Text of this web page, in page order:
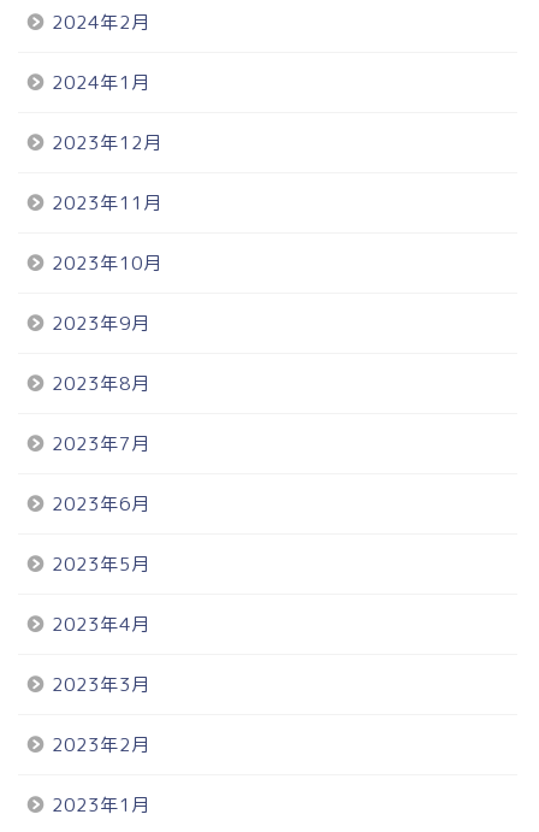
2024年2月
2024年1月
2023年12月
2023年11月
2023年10月
2023年9月
2023年8月
2023年7月
2023年6月
2023年5月
2023年4月
2023年3月
2023年2月
2023年1月